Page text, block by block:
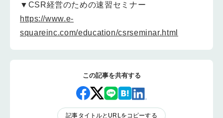
▼CSR経営のための速習セミナー
https://www.e-
squareinc.com/education/csrseminar.html
この記事を共有する
記事タイトルとURLをコピーする